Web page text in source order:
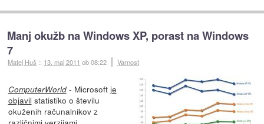
Manj okužb na Windows XP, porast na Windows
7
Matej Huš :: 13. maj 2011 ob 08:22 Varnost
ComputerWorld- Microsoft je
objavil statistiko o številu
okuženih računalnikov z